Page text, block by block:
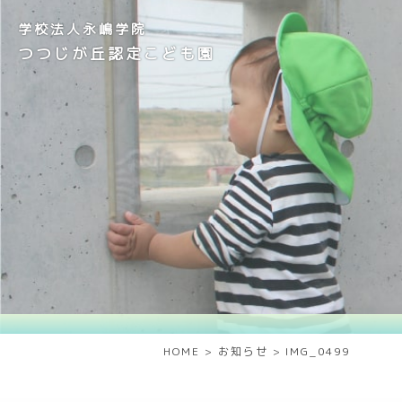
学校法人永嶋学院
つつじが丘認定こども園
HOME > お知らせ > IMG_0499